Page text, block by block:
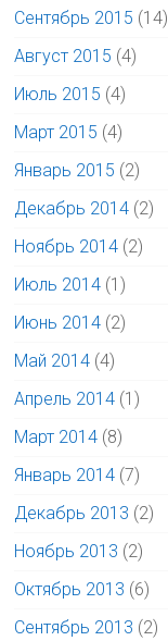
Сентябрь 2015 (14)
Август 2015 (4)
Июль 2015 (4)
Март 2015 (4)
Январь 2015 (2)
Декабрь 2014 (2)
Ноябрь 2014 (2)
Июль 2014 (1)
Июнь 2014 (2)
Май 2014 (4)
Апрель 2014 (1)
Март 2014 (8)
Январь 2014 (7)
Декабрь 2013 (2)
Ноябрь 2013 (2)
Октябрь 2013 (6)
Сентябрь 2013 (2)